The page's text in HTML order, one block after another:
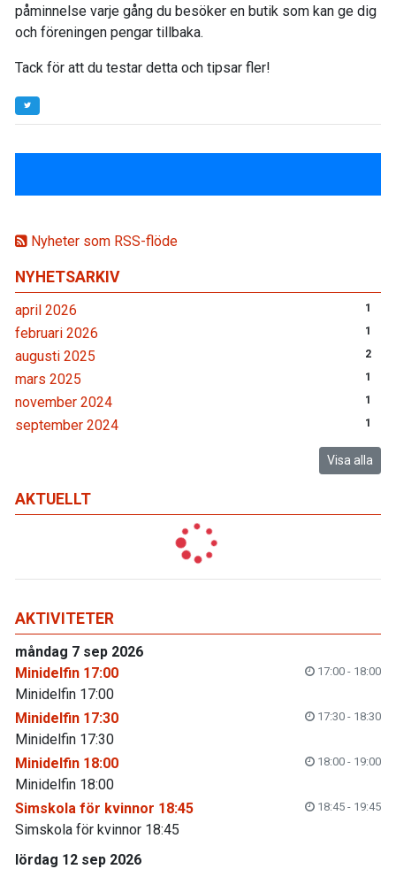
Nyheter som RSS-flöde
NYHETSARKIV
april 2026 1
februari 2026 1
augusti 2025 2
mars 2025 1
november 2024 1
september 2024 1
Visa alla
AKTUELLT
påminnelse varje gång du besöker en butik som kan ge dig
och föreningen pengar tillbaka.
Tack för att du testar detta och tipsar fler!
AKTIVITETER
måndag 7 sep 2026
Minidelfin 17:00
17:00 - 18:00
Minidelfin 17:00
Minidelfin 17:30
17:30 - 18:30
Minidelfin 17:30
Minidelfin 18:00
18:00 - 19:00
Minidelfin 18:00
Simskola för kvinnor 18:45
18:45 - 19:45
Simskola för kvinnor 18:45
lördag 12 sep 2026